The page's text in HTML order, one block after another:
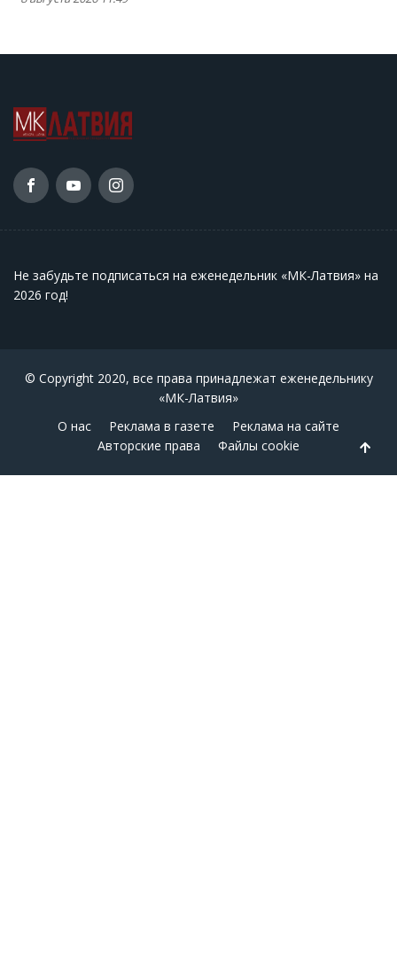
Не забудьте подписаться на еженедельник «МК-Латвия» на
2026 год!
© Copyright 2020, все права принадлежат еженедельнику
«МК-Латвия»
О нас
Реклама в газете
Реклама на сайте
Авторские права
Файлы cookie